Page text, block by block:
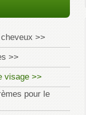
>>
>>
visage >>
pour le